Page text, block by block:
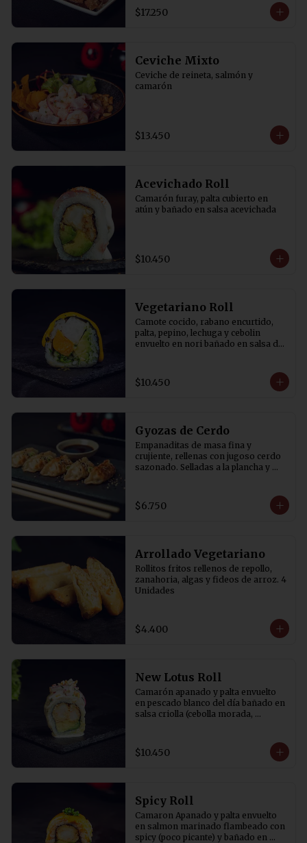
$17.250
Ceviche Mixto
Ceviche de reineta, salmón y
camarón
$13.450
Acevichado Roll
Camarón furay, palta cubierto en
atún y bañado en salsa acevichada
$10.450
Vegetariano Roll
Camote cocido, rabano encurtido,
palta, pepino, lechuga y cebolin
envuelto en nori bañado en salsa de
$10.450
Gyozas de Cerdo
Empanaditas de masa fina y
crujiente, rellenas con jugoso cerdo
sazonado. Selladas a la plancha y
Acompañadas de salsa de soya con
un toque de vinagre. 5 Unidades
$6.750
Arrollado Vegetariano
Rollitos fritos rellenos de repollo,
zanahoria, algas y fideos de arroz. 4
Unidades
$4.400
New Lotus Roll
Camarón apanado y palta envuelto
en pescado blanco del día bañado en
salsa criolla (cebolla morada,
$10.450
Spicy Roll
Camaron Apanado y palta envuelto
en salmon marinado flambeado con
spicy (poco picante) y bañado en